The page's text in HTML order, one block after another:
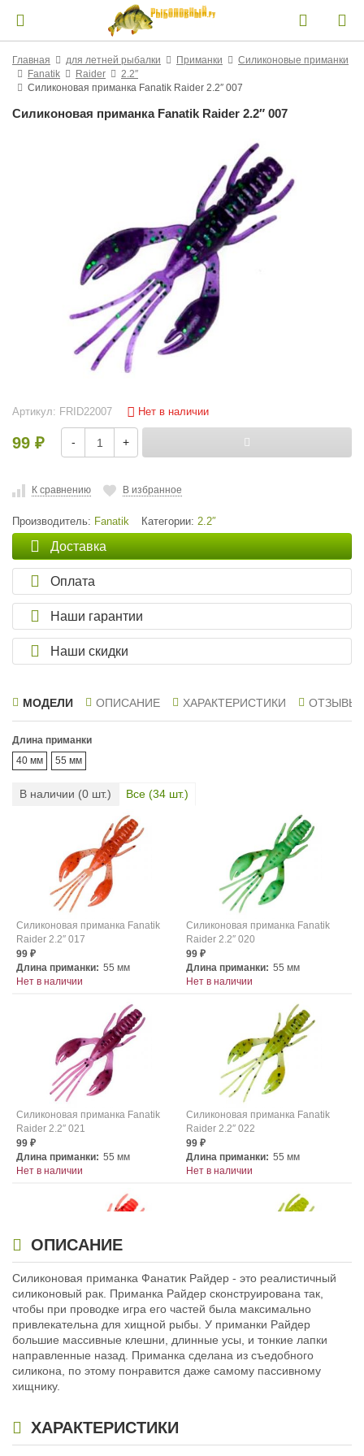
Главная для летней рыбалки Приманки
Силиконовые приманки
Fanatik
Raider
2.2″
Силиконовая приманка Fanatik Raider 2.2″ 007
Силиконовая приманка Fanatik Raider 2.2″ 007
Артикул: FRID22007 Нет в наличии
99 ₽ - +
К сравнению В избранное
Производитель: Fanatik Категории: 2.2″
Доставка
Оплата
Наши гарантии
Наши скидки
МОДЕЛИ ОПИСАНИЕ ХАРАКТЕРИСТИКИ ОТЗЫВЫ
Длина приманки
40 мм
55 мм
В наличии (0 шт.) Все (34 шт.)
Силиконовая приманка Fanatik
Raider 2.2″ 017
99 ₽
Длина приманки: 55 мм
Нет в наличии
Силиконовая приманка Fanatik
Raider 2.2″ 020
99 ₽
Длина приманки: 55 мм
Нет в наличии
Силиконовая приманка Fanatik
Raider 2.2″ 021
99 ₽
Длина приманки: 55 мм
Нет в наличии
Силиконовая приманка Fanatik
Raider 2.2″ 022
99 ₽
Длина приманки: 55 мм
Нет в наличии
Силиконовая приманка Fanatik
Raider 2.2″ 023
99
Длина приманки: 55 мм
Нет в наличии
Силиконовая приманка Fanatik
Raider 2.2″ 024
Длина приманки:55 мм
Нет в наличии
ОПИСАНИЕ
Силиконовая приманка Фанатик Райдер - это реалистичный
силиконовый рак. Приманка Райдер сконструирована так,
чтобы при проводке игра его частей была максимально
привлекательна для хищной рыбы. У приманки Райдер
большие массивные клешни, длинные усы, и тонкие лапки
направленные назад. Приманка сделана из съедобного
силикона, по этому понравится даже самому пассивному
хищнику.
ХАРАКТЕРИСТИКИ